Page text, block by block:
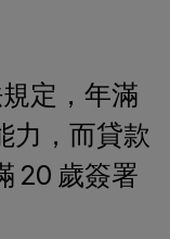
規定，年滿
力，而貸款
20 歲簽署